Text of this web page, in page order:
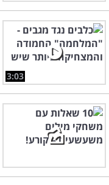
3:03